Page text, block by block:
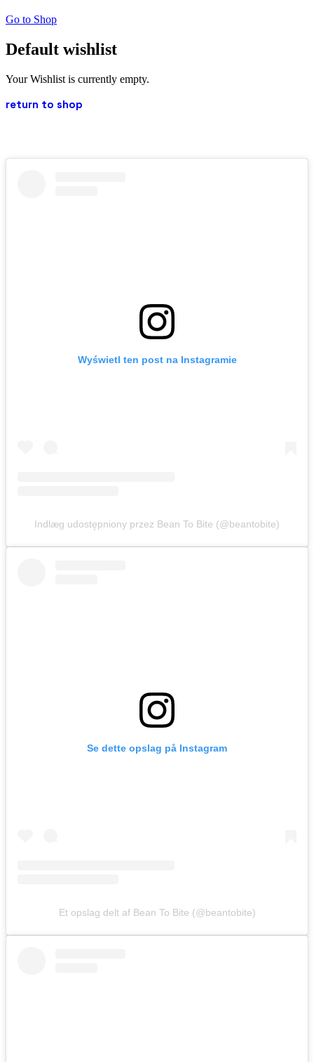
Go to Shop
Default wishlist
Your Wishlist is currently empty.
return to shop
Wyświetl ten post na Instagramie
Indlæg udostępniony przez Bean To Bite (@beantobite)
Se dette opslag på Instagram
Et opslag delt af Bean To Bite (@beantobite)